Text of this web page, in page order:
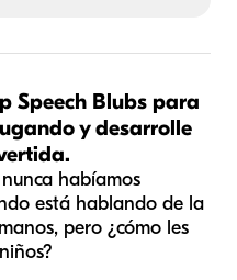
Speech Blubs para
y desarrolle
habíamos
está hablando de la
pero ¿cómo les